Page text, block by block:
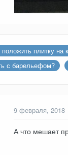
плитку на
с барельефом?
9 февраля, 2018
А что мешает